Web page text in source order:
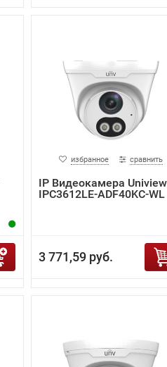
избранное сравнить
IP Видеокамера Uniview
IPC3612LE-ADF40KC-WL
3 771,59 руб.